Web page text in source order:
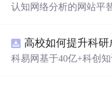
智能化发展。
认知网络分析的网站平
高校如何提升科
科易网基于40亿+科创